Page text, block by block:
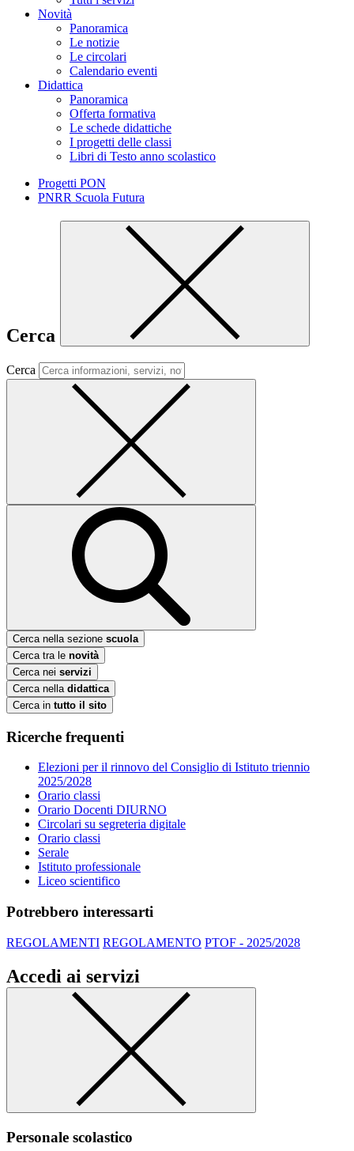
Novità
Panoramica
Le notizie
Le circolari
Calendario eventi
Didattica
Panoramica
Offerta formativa
Le schede didattiche
I progetti delle classi
Libri di Testo anno scolastico
Progetti PON
PNRR Scuola Futura
Cerca
Cerca
Cerca nella sezione scuola
Cerca tra le novità
Cerca nei servizi
Cerca nella didattica
Cerca in tutto il sito
Ricerche frequenti
Elezioni per il rinnovo del Consiglio di Istituto triennio
2025/2028
Orario classi
Orario Docenti DIURNO
Circolari su segreteria digitale
Orario classi
Serale
Istituto professionale
Liceo scientifico
Potrebbero interessarti
REGOLAMENTI REGOLAMENTO PTOF - 2025/2028
Accedi ai servizi
Personale scolastico